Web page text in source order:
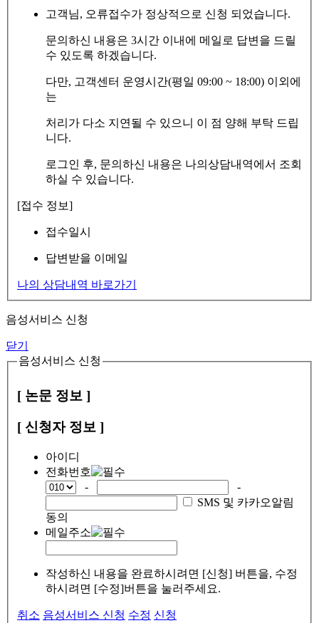
고객님, 오류접수가 정상적으로 신청 되었습니다.
문의하신 내용은 3시간 이내에 메일로 답변을 드릴
수 있도록 하겠습니다.
다만, 고객센터 운영시간(평일 09:00 ~ 18:00) 이외에
는
처리가 다소 지연될 수 있으니 이 점 양해 부탁 드립
니다.
로그인 후, 문의하신 내용은 나의상담내역에서 조회
하실 수 있습니다.
[접수 정보]
접수일시
답변받을 이메일
나의 상담내역 바로가기
음성서비스 신청
닫기
음성서비스 신청
[ 논문 정보 ]
[ 신청자 정보 ]
아이디
전화번호
-
-
SMS 및 카카오알림
동의
메일주소
작성하신 내용을 완료하시려면 [신청] 버튼을, 수정
하시려면 [수정]버튼을 눌러주세요.
취소 음성서비스 신청 수정 신청